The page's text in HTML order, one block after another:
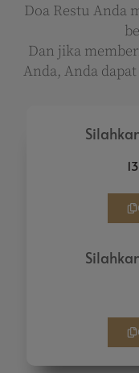
Doa Restu Anda
Dan jika
Anda, Anda